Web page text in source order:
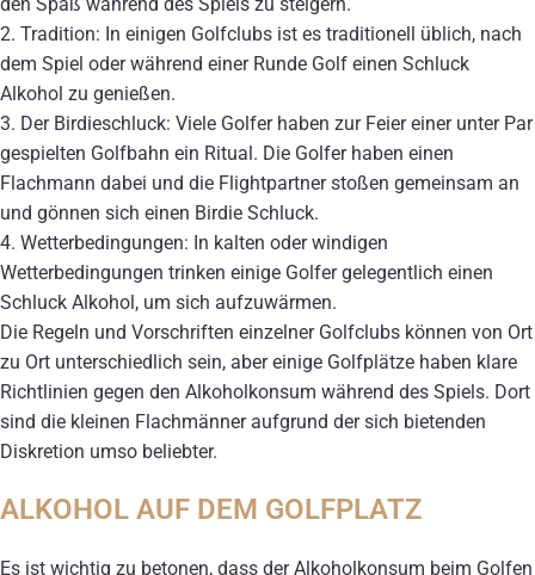
2. Tradition: In einigen Golfclubs ist es traditionell üblich, nach
dem Spiel oder während einer Runde Golf einen Schluck
Alkohol zu genießen.
3. Der Birdieschluck: Viele Golfer haben zur Feier einer unter Par
gespielten Golfbahn ein Ritual. Die Golfer haben einen
Flachmann dabei und die Flightpartner stoßen gemeinsam an
und gönnen sich einen Birdie Schluck.
4. Wetterbedingungen: In kalten oder windigen
Wetterbedingungen trinken einige Golfer gelegentlich einen
Schluck Alkohol, um sich aufzuwärmen.
Die Regeln und Vorschriften einzelner Golfclubs können von Ort
zu Ort unterschiedlich sein, aber einige Golfplätze haben klare
Richtlinien gegen den Alkoholkonsum während des Spiels. Dort
sind die kleinen Flachmänner aufgrund der sich bietenden
Diskretion umso beliebter.
ALKOHOL AUF DEM GOLFPLATZ
Es ist wichtig zu betonen, dass der Alkoholkonsum beim Golfen